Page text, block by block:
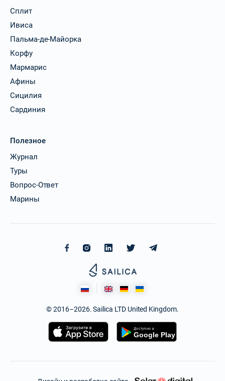
Сплит
Ивиса
Пальма-де-Майорка
Корфу
Мармарис
Афины
Сицилия
Сардиния
Полезное
Журнал
Туры
Вопрос-Ответ
Марины
© 2016–2026. Sailica LTD United Kingdom.